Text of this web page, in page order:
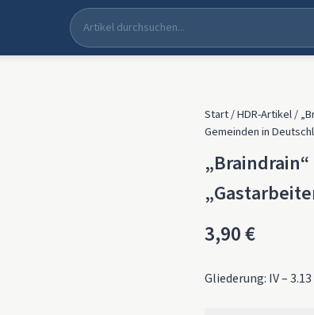
Start/HDR-Artikel/
Gemeinden in
3,90€
Gliederung: IV – 3.13